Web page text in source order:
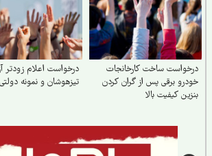
ساخت کارخانجات
برقی پس از گران کردن
کیفیت بالا
درخواست اعلام زودتر آزمون
تیزهوشان و نمونه دولتی ۱۴۰۵